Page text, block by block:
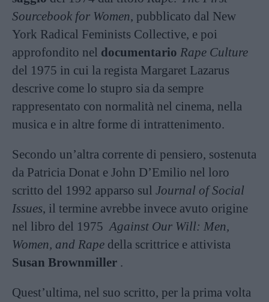
Sourcebook for Women, pubblicato dal New
York Radical Feminists Collective, e poi
approfondito nel documentario Rape Culture
del 1975 in cui la regista Margaret Lazarus
descrive come lo stupro sia da sempre
rappresentato con normalità nel cinema, nella
musica e in altre forme di intrattenimento.
Secondo un’altra corrente di pensiero, sostenuta
da Patricia Donat e John D’Emilio nel loro
scritto del 1992 apparso sul Journal of Social
Issues, il termine avrebbe invece avuto origine
nel libro del 1975 Against Our Will: Men,
Women, and Rape della scrittrice e attivista
Susan Brownmiller .
Quest’ultima, nel suo scritto, per la prima volta